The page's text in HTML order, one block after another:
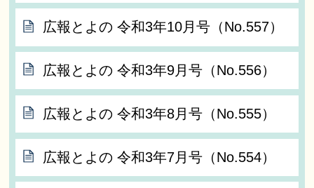
広報とよの 令和3年10月号（No.557）
広報とよの 令和3年9月号（No.556）
広報とよの 令和3年8月号（No.555）
広報とよの 令和3年7月号（No.554）